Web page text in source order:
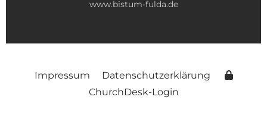
www.bistum-fulda.de
Impressum
Datenschutzerklärung
ChurchDesk-Login